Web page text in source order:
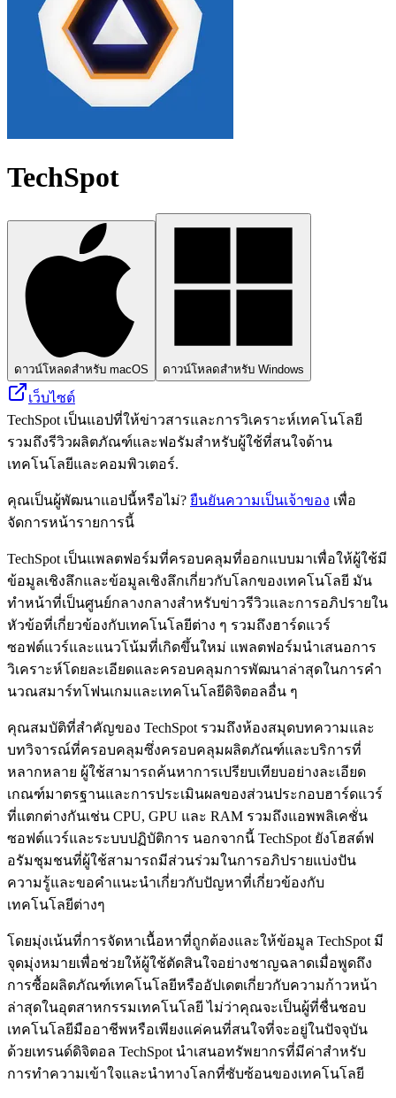
TechSpot
ดาวน์โหลดสำหรับ macOS ดาวน์โหลดสำหรับ Windows
เว็บไซต์
TechSpot เป็นแอปที่ให้ข่าวสารและการวิเคราะห์เทคโนโลยี
รวมถึงรีวิวผลิตภัณฑ์และฟอรัมสำหรับผู้ใช้ที่สนใจด้าน
เทคโนโลยีและคอมพิวเตอร์.
คุณเป็นผู้พัฒนาแอปนี้หรือไม่? ยืนยันความเป็นเจ้าของ เพื่อ
จัดการหน้ารายการนี้
TechSpot เป็นแพลตฟอร์มที่ครอบคลุมที่ออกแบบมาเพื่อให้ผู้ใช้มี
ข้อมูลเชิงลึกและข้อมูลเชิงลึกเกี่ยวกับโลกของเทคโนโลยี มัน
ทำหน้าที่เป็นศูนย์กลางกลางสำหรับข่าวรีวิวและการอภิปรายใน
หัวข้อที่เกี่ยวข้องกับเทคโนโลยีต่าง ๆ รวมถึงฮาร์ดแวร์
ซอฟต์แวร์และแนวโน้มที่เกิดขึ้นใหม่ แพลตฟอร์มนำเสนอการ
วิเคราะห์โดยละเอียดและครอบคลุมการพัฒนาล่าสุดในการคำ
นวณสมาร์ทโฟนเกมและเทคโนโลยีดิจิตอลอื่น ๆ
คุณสมบัติที่สำคัญของ TechSpot รวมถึงห้องสมุดบทความและ
บทวิจารณ์ที่ครอบคลุมซึ่งครอบคลุมผลิตภัณฑ์และบริการที่
หลากหลาย ผู้ใช้สามารถค้นหาการเปรียบเทียบอย่างละเอียด
เกณฑ์มาตรฐานและการประเมินผลของส่วนประกอบฮาร์ดแวร์
ที่แตกต่างกันเช่น CPU, GPU และ RAM รวมถึงแอพพลิเคชั่น
ซอฟต์แวร์และระบบปฏิบัติการ นอกจากนี้ TechSpot ยังโฮสต์ฟ
อรัมชุมชนที่ผู้ใช้สามารถมีส่วนร่วมในการอภิปรายแบ่งปัน
ความรู้และขอคำแนะนำเกี่ยวกับปัญหาที่เกี่ยวข้องกับ
เทคโนโลยีต่างๆ
โดยมุ่งเน้นที่การจัดหาเนื้อหาที่ถูกต้องและให้ข้อมูล TechSpot มี
จุดมุ่งหมายเพื่อช่วยให้ผู้ใช้ตัดสินใจอย่างชาญฉลาดเมื่อพูดถึง
การซื้อผลิตภัณฑ์เทคโนโลยีหรืออัปเดตเกี่ยวกับความก้าวหน้า
ล่าสุดในอุตสาหกรรมเทคโนโลยี ไม่ว่าคุณจะเป็นผู้ที่ชื่นชอบ
เทคโนโลยีมืออาชีพหรือเพียงแค่คนที่สนใจที่จะอยู่ในปัจจุบัน
ด้วยเทรนด์ดิจิตอล TechSpot นำเสนอทรัพยากรที่มีค่าสำหรับ
การทำความเข้าใจและนำทางโลกที่ซับซ้อนของเทคโนโลยี